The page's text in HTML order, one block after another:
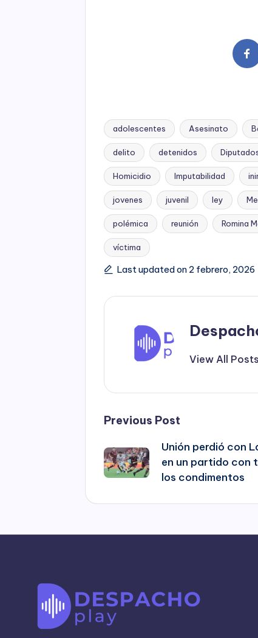
Tags:
adolescentes Asesinato
delito detenidos
Homicidio Imputabilidad
jovenes juvenil ley
polémica reunión Romina
víctima
Last updated on 2 febrero, 2026
View All Posts
Post
navigation
Previous Post
Unión perdió con
en un partido con
los condimentos